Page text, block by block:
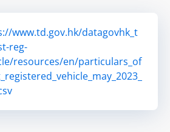
www.td.gov.hk/datagovhk_t
reg-
resources/en/particulars_of